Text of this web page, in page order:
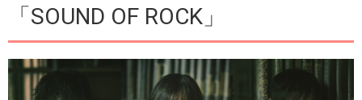
「SOUND OF ROCK」